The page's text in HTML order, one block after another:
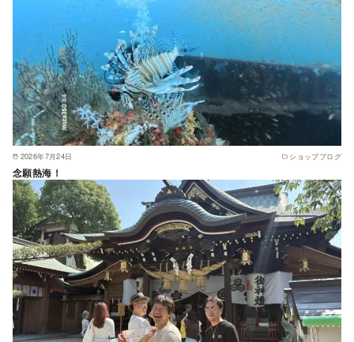
2026年7月24日 ショップブログ
念願熱海！